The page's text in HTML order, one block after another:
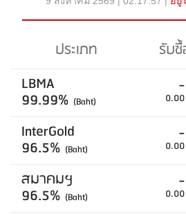
ประเภท รับ
LBMA
99.99% (Baht)
-
0.00
InterGold
96.5% (Baht)
-
0.00
สมาคมฯ
96.5% (Baht)
-
0.00